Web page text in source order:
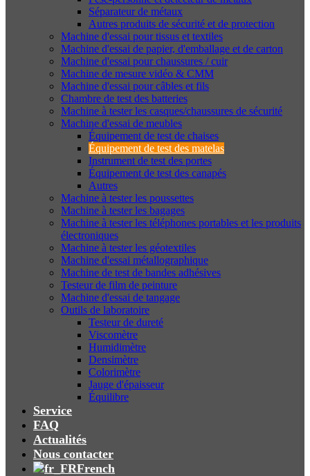
Séparateur de métaux
Autres produits de sécurité et de protection
Machine d'essai pour tissus et textiles
Machine d'essai de papier, d'emballage et de carton
Machine d'essai pour chaussures / cuir
Machine de mesure vidéo & CMM
Machine d'essai pour câbles et fils
Chambre de test des batteries
Machine à tester les casques/chaussures de sécurité
Machine d'essai de meubles
Équipement de test de chaises
Équipement de test des matelas
Instrument de test des portes
Équipement de test des canapés
Autres
Machine à tester les poussettes
Machine à tester les bagages
Machine à tester les téléphones portables et les produits
électroniques
Machine à tester les géotextiles
Machine d'essai métallographique
Machine de test de bandes adhésives
Testeur de film de peinture
Machine d'essai de tangage
Outils de laboratoire
Testeur de dureté
Viscomètre
Humidimètre
Densimètre
Colorimètre
Jauge d'épaisseur
Équilibre
Service
FAQ
Actualités
Nous contacter
French